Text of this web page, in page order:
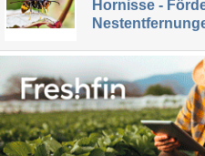
Hornisse -